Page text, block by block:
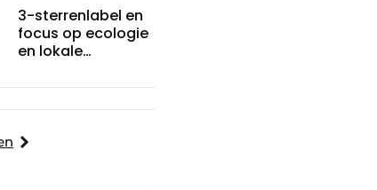
3-sterrenlabel en
focus op ecologie
en lokale